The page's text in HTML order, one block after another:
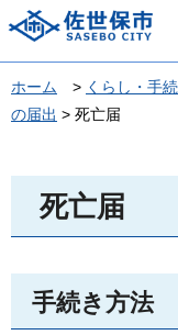
佐世保市
ホーム > くらし・手
の届出 > 死亡届
死亡届
手続き方法